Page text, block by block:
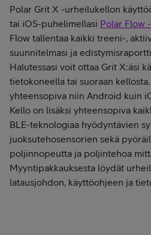
Polar Grit X -urheilukellon
tai iOS-puhelimellasi Polar Flow
Flow tallentaa kaikki treeni-,
suunnitelmasi ja
Halutessasi voit ottaa Grit X:äsi
tietokoneella tai suoraan
yhteensopiva niin Android kuin
Kello on lisäksi yhteensopiva
BLE-teknologiaa hyödyntävien
juoksutehosensorien sekä
poljinnopeutta ja poljintehoa
Myyntipakkauksesta löydät
latausjohdon, käyttöohjeen ja